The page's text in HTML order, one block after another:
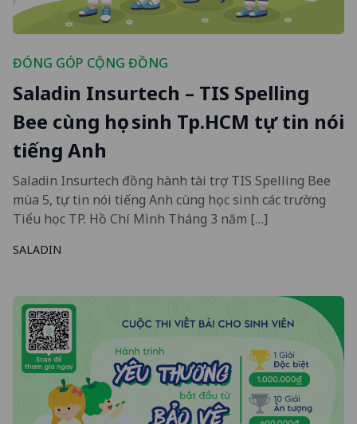
ĐÓNG GÓP CỘNG ĐỒNG
Saladin Insurtech – TIS Spelling
Bee cùng học sinh Tp.HCM tự tin nói
tiếng Anh
Saladin Insurtech đồng hành tài trợ TIS Spelling Bee
mùa 5, tự tin nói tiếng Anh cùng học sinh các trường
Tiểu học TP. Hồ Chí Mình Tháng 3 năm […]
SALADIN